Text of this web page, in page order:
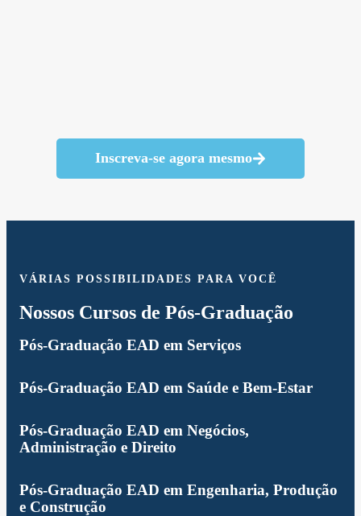
Inscreva-se agora mesmo
VÁRIAS POSSIBILIDADES PARA VOCÊ
Nossos Cursos de Pós-Graduação
Pós-Graduação EAD em Serviços
Pós-Graduação EAD em Saúde e Bem-Estar
Pós-Graduação EAD em Negócios,
Administração e Direito
Pós-Graduação EAD em Engenharia, Produção
e Construção